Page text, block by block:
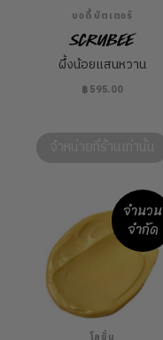
บอดี้ บัตเตอร์
Scrubee
ผึ้งน้อยแสนหวาน
฿595.00
จำนวน
จำกัด